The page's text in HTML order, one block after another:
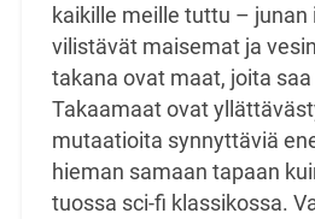
kaikille meille tuttu – junan
vilistävät maisemat ja
takana ovat maat, joita
Takaamaat ovat
mutaatioita synnyttäviä
hieman samaan tapaan
tuossa sci-fi klassikossa.